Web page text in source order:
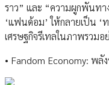
ราว” และ “ความผูกพันท
‘แฟนด้อม’ ให้กลายเป็น
เศรษฐกิจรีเทลในภาพรวมอ
• Fandom Economy: พลั